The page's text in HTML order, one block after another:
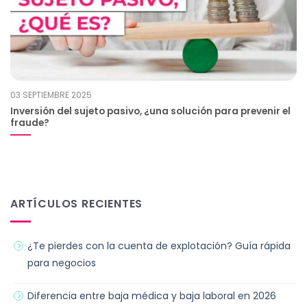
03 SEPTIEMBRE 2025
Inversión del sujeto pasivo, ¿una solución para prevenir el
fraude?
ARTÍCULOS RECIENTES
¿Te pierdes con la cuenta de explotación? Guía rápida
para negocios
Diferencia entre baja médica y baja laboral en 2026